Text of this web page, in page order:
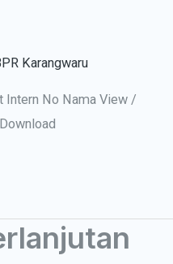
Karangwaru
Intern No Nama View /